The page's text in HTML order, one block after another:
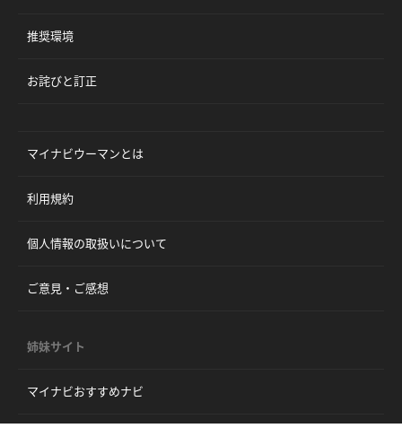
推奨環境
お詫びと訂正
マイナビウーマンとは
利用規約
個人情報の取扱いについて
ご意見・ご感想
姉妹サイト
マイナビおすすめナビ